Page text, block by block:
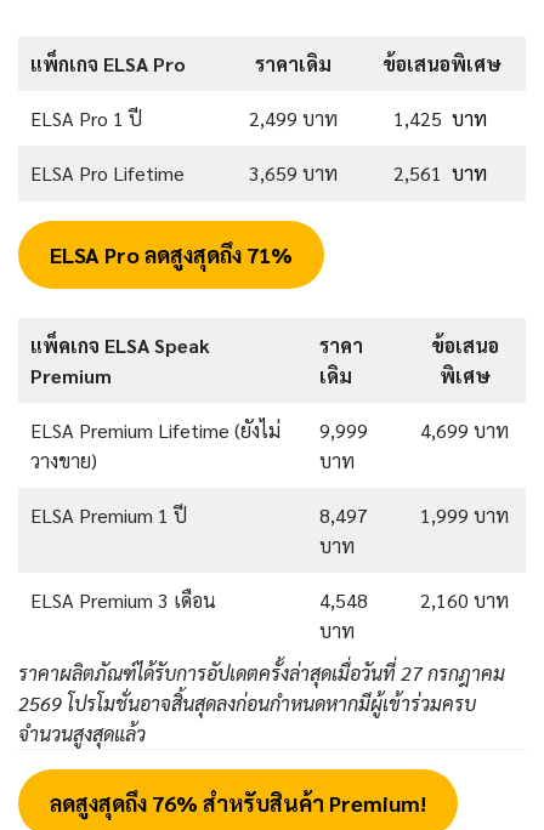
แพ็กเกจ ELSA Pro ราคาเดิม ข้อเสนอพิเศษ
ELSA Pro 1 ปี 2,499 บาท 1,425 บาท
ELSA Pro Lifetime 3,659 บาท 2,561 บาท
ELSA Pro ลดสูงสุดถึง 71%
แพ็คเกจ ELSA Speak
Premium
ราคา
เดิม
ข้อเสนอ
พิเศษ
ELSA Premium Lifetime (ยังไม่
วางขาย)
9,999
บาท
4,699 บาท
ELSA Premium 1 ปี
8,497
บาท
1,999 บาท
ELSA Premium 3 เดือน
4,548
บาท
2,160 บาท
ราคาผลิตภัณฑ์ได้รับการอัปเดตครั้งล่าสุดเมื่อวันที่ 27 กรกฎาคม
2569 โปรโมชั่นอาจสิ้นสุดลงก่อนกำหนดหากมีผู้เข้าร่วมครบ
จำนวนสูงสุดแล้ว
ลดสูงสุดถึง 76% สำหรับสินค้า Premium!